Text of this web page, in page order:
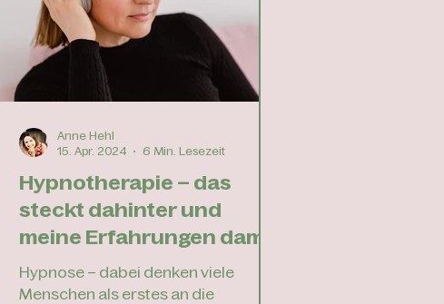
anderen ging. Der Urlaub, der
komplett anders lief als
Hypnotherapie – das
steckt dahinter und
meine Erfahrungen damit
Hypnose – dabei denken viele
Menschen als erstes an die
Anne Hehl
15. Apr. 2024
6 Min. Lesezeit